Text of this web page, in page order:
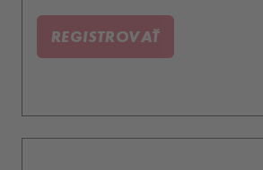
REGISTROVAŤ